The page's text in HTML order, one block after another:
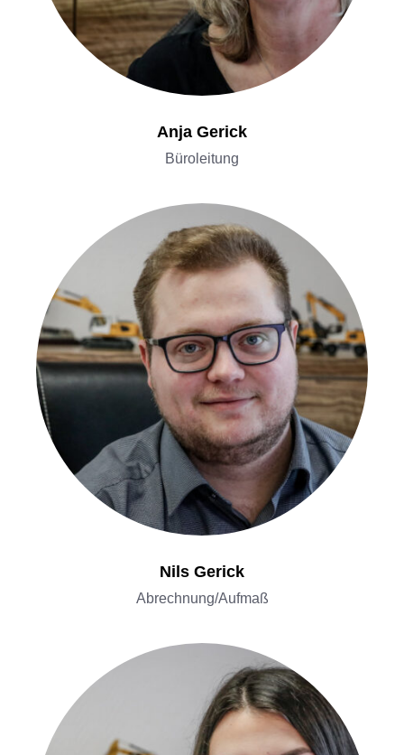
Anja Gerick
Büroleitung
Nils Gerick
Abrechnung/Aufmaß